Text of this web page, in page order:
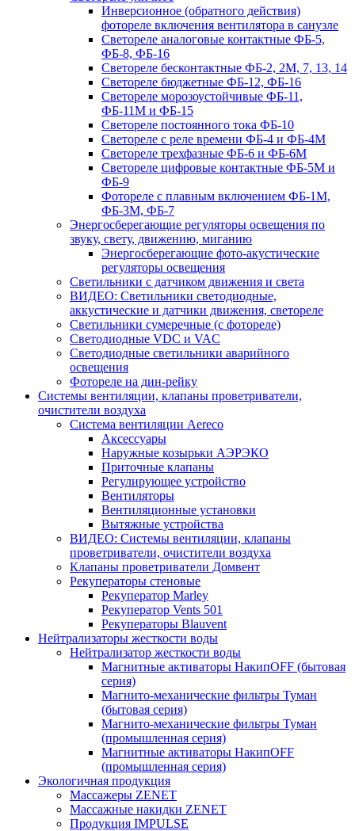
Инверсионное (обратного действия)
фотореле включения вентилятора в санузле
Светореле аналоговые контактные ФБ-5,
ФБ-8, ФБ-16
Светореле бесконтактные ФБ-2, 2М, 7, 13, 14
Светореле бюджетные ФБ-12, ФБ-16
Светореле морозоустойчивые ФБ-11,
ФБ-11М и ФБ-15
Светореле постоянного тока ФБ-10
Светореле с реле времени ФБ-4 и ФБ-4М
Светореле трехфазные ФБ-6 и ФБ-6М
Светореле цифровые контактные ФБ-5М и
ФБ-9
Фотореле с плавным включением ФБ-1М,
ФБ-3М, ФБ-7
Энергосберегающие регуляторы освещения по
звуку, свету, движению, миганию
Энергосберегающие фото-акустические
регуляторы освещения
Светильники с датчиком движения и света
ВИДЕО: Светильники светодиодные,
аккустические и датчики движения, светореле
Светильники сумеречные (с фотореле)
Светодиодные VDC и VAC
Светодиодные светильники аварийного
освещения
Фотореле на дин-рейку
Системы вентиляции, клапаны проветриватели,
очистители воздуха
Система вентиляции Aereco
Аксессуары
Наружные козырьки АЭРЭКО
Приточные клапаны
Регулирующее устройство
Вентиляторы
Вентиляционные установки
Вытяжные устройства
ВИДЕО: Системы вентиляции, клапаны
проветриватели, очистители воздуха
Клапаны проветриватели Домвент
Рекуператоры стеновые
Рекуператор Marley
Рекуператор Vents 501
Рекуператоры Blauvent
Нейтрализаторы жесткости воды
Нейтрализатор жесткости воды
Магнитные активаторы НакипOFF (бытовая
серия)
Магнито-механические фильтры Туман
(бытовая серия)
Магнито-механические фильтры Туман
(промышленная серия)
Магнитные активаторы НакипOFF
(промышленная серия)
Экологичная продукция
Массажеры ZENET
Массажные накидки ZENET
Продукция IMPULSE